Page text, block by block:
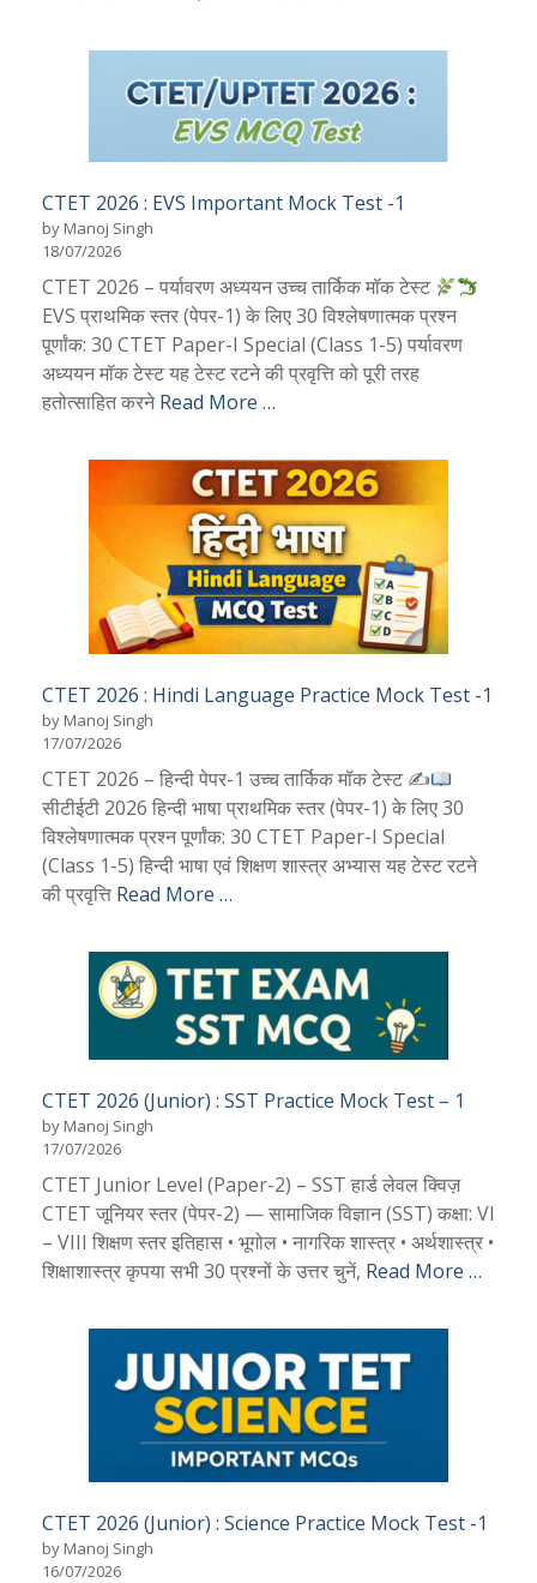
CTET 2026 : EVS Important Mock Test -1
by Manoj Singh
18/07/2026
CTET 2026 – पर्यावरण अध्ययन उच्च तार्किक मॉक टेस्ट
EVS प्राथमिक स्तर (पेपर-1) के लिए 30 विश्लेषणात्मक प्रश्न
पूर्णांक: 30 CTET Paper-I Special (Class 1-5) पर्यावरण
अध्ययन मॉक टेस्ट यह टेस्ट रटने की प्रवृत्ति को पूरी तरह
हतोत्साहित करनेRead More …
CTET 2026 : Hindi Language Practice Mock Test -1
by Manoj Singh
17/07/2026
CTET 2026 – हिन्दी पेपर-1 उच्च तार्किक मॉक टेस्ट ✍
सीटीईटी 2026 हिन्दी भाषा प्राथमिक स्तर (पेपर-1) के लिए 30
विश्लेषणात्मक प्रश्न पूर्णांक: 30 CTET Paper-I Special
(Class 1-5) हिन्दी भाषा एवं शिक्षण शास्त्र अभ्यास यह टेस्ट रटने
की प्रवृत्ति Read More …
CTET 2026 (Junior) : SST Practice Mock Test – 1
by Manoj Singh
17/07/2026
CTET Junior Level (Paper-2) – SST हार्ड लेवल क्विज़
CTET जूनियर स्तर (पेपर-2) — सामाजिक विज्ञान (SST) कक्षा: VI
– VIII शिक्षण स्तर इतिहास • भूगोल • नागरिक शास्त्र • अर्थशास्त्र •
शिक्षाशास्त्र कृपया सभी 30 प्रश्नों के उत्तर चुनें, Read More …
CTET 2026 (Junior) : Science Practice Mock Test -1
by Manoj Singh
16/07/2026